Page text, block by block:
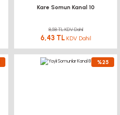
Kare Somun Kanal 10
8,58 TL KDV Dahil
6,43 TL KDV Dahil
%25